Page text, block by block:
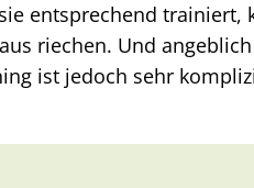
entsprechend trainiert,
riechen. Und
ist jedoch sehr